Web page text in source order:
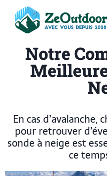
Notre
En cas d’avalanche,
pour retrouver
sonde à neige est
ce